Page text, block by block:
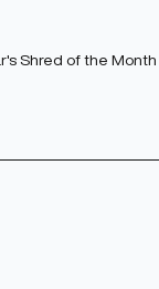
Shred of the